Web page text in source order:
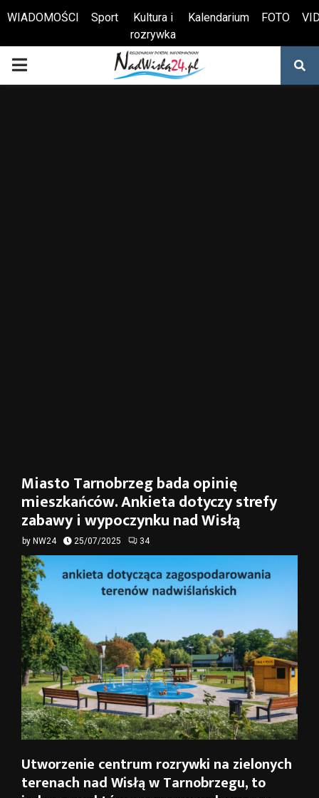
Otwórz pasek narzędzi
WIADOMOŚCI Sport
Kultura i
rozrywka
Kalendarium FOTO
PRIMARY
Miasto Tarnobrzeg bada opinię
mieszkańców. Ankieta dotyczy strefy
zabawy i wypoczynku nad Wisłą
by NW24 25/07/2025 34
Utworzenie centrum rozrywki na zielonych
terenach nad Wisłą w Tarnobrzegu, to